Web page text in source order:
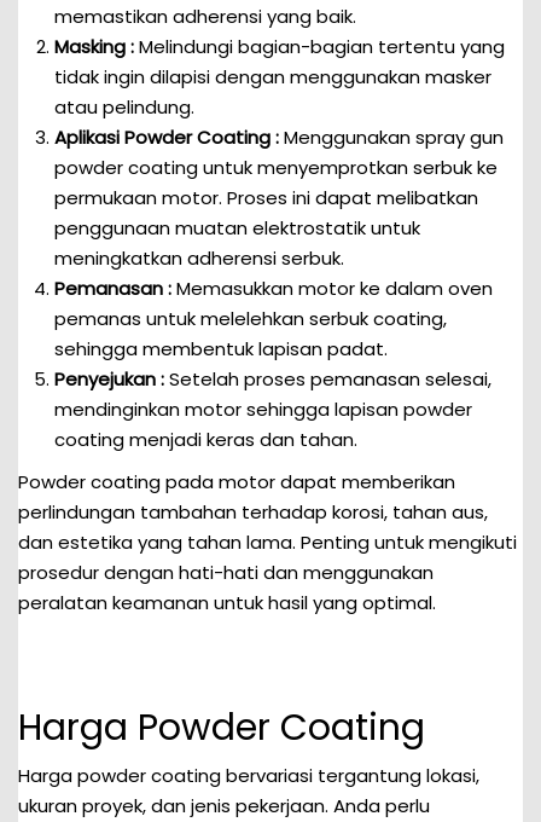
memastikan adherensi yang baik.
Masking :Melindungi bagian-bagian tertentu yang
tidak ingin dilapisi dengan menggunakan masker
atau pelindung.
Aplikasi Powder Coating :Menggunakan spray gun
powder coating untuk menyemprotkan serbuk ke
permukaan motor. Proses ini dapat melibatkan
penggunaan muatan elektrostatik untuk
meningkatkan adherensi serbuk.
Pemanasan :Memasukkan motor ke dalam oven
pemanas untuk melelehkan serbuk coating,
sehingga membentuk lapisan padat.
Penyejukan :Setelah proses pemanasan selesai,
mendinginkan motor sehingga lapisan powder
coating menjadi keras dan tahan.
Powder coating pada motor dapat memberikan
perlindungan tambahan terhadap korosi, tahan aus,
dan estetika yang tahan lama. Penting untuk mengikuti
prosedur dengan hati-hati dan menggunakan
peralatan keamanan untuk hasil yang optimal.
Harga Powder Coating
Harga powder coating bervariasi tergantung lokasi,
ukuran proyek, dan jenis pekerjaan. Anda perlu